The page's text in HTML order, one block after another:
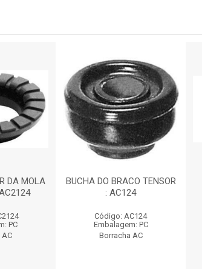
DA MOLA
PC
AC
BUCHA DO BRACO TENSOR
: AC124
Código: AC124
Embalagem: PC
Borracha AC